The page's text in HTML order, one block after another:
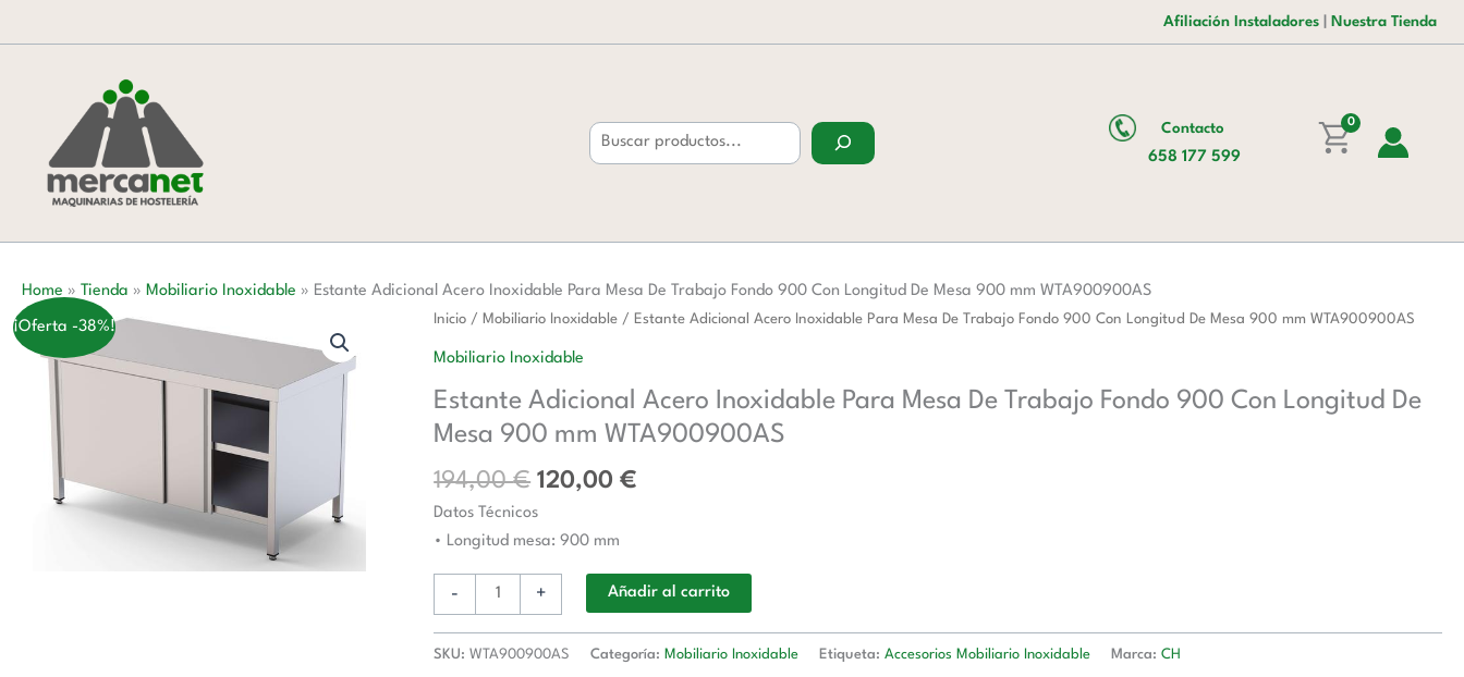
al
Afiliación Instaladores Nuestra Tienda
Contacto
658 177 599
0
Home » Tienda » Mobiliario Inoxidable » Estante Adicional Acero Inoxidable Para Mesa De Trabajo Fondo 900 Con Longitud De Mesa 900 mm WTA900900AS
¡Oferta -38%! Inicio / Mobiliario Inoxidable / Estante Adicional Acero Inoxidable Para Mesa De Trabajo Fondo 900 Con Longitud De Mesa 900 mm WTA900900AS
Mobiliario Inoxidable
Estante Adicional Acero Inoxidable Para Mesa De Trabajo Fondo 900 Con Longitud De
Mesa 900 mm WTA900900AS
194,00€
El
precio
era:
194,00 €.
120,00€
El
es:
120,00 €.
Datos Técnicos
• Longitud mesa: 900 mm
-
Estante
Inoxidable
Para
De
Trabajo
Fondo
900
Longitud
De
+ Añadir al carrito
SKU:WTA900900AS Categoría: Mobiliario Inoxidable Etiqueta:Accesorios Mobiliario Inoxidable Marca:CH
Trabajo
Fondo
Mesa
900
cantidad